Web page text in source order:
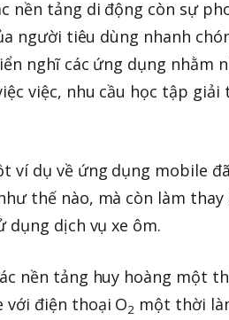
nền tảng di động còn sự
người tiêu dùng nhanh
nghĩ các ứng dụng nhằm
việc, nhu cầu học tập
ví dụ về ứng dụng mobile
thế nào, mà còn làm
dụng dịch vụ xe ôm.
nền tảng huy hoàng một
với điện thoại O2 một thời